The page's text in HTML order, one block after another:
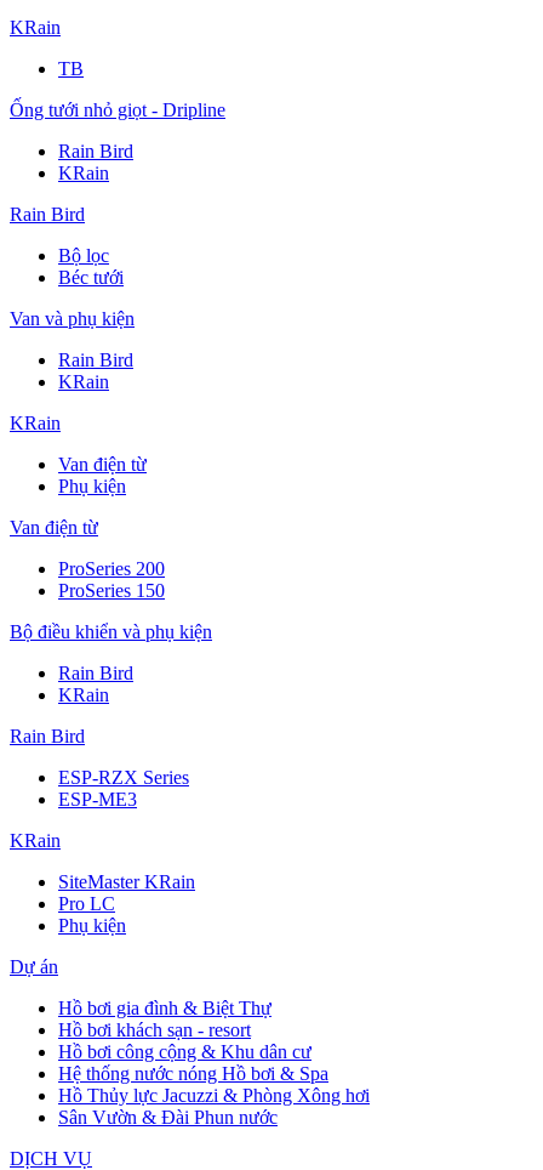
KRain
TB
Ống tưới nhỏ giọt - Dripline
Rain Bird
KRain
Rain Bird
Bộ lọc
Béc tưới
Van và phụ kiện
Rain Bird
KRain
KRain
Van điện từ
Phụ kiện
Van điện từ
ProSeries 200
ProSeries 150
Bộ điều khiển và phụ kiện
Rain Bird
KRain
Rain Bird
ESP-RZX Series
ESP-ME3
KRain
SiteMaster KRain
Pro LC
Phụ kiện
Dự án
Hồ bơi gia đình & Biệt Thự
Hồ bơi khách sạn - resort
Hồ bơi công cộng & Khu dân cư
Hệ thống nước nóng Hồ bơi & Spa
Hồ Thủy lực Jacuzzi & Phòng Xông hơi
Sân Vườn & Đài Phun nước
DỊCH VỤ